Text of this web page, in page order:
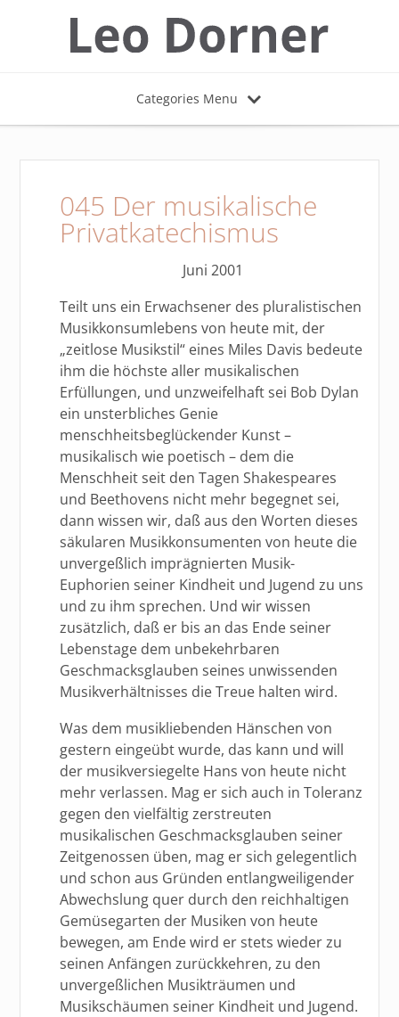
Categories Menu
045 Der musikalische
Privatkatechismus
Juni 2001
Teilt uns ein Erwachsener des pluralistischen
Musikkonsumlebens von heute mit, der
„zeitlose Musikstil“ eines Miles Davis bedeute
ihm die höchste aller musikalischen
Erfüllungen, und unzweifelhaft sei Bob Dylan
ein unsterbliches Genie
menschheitsbeglückender Kunst –
musikalisch wie poetisch – dem die
Menschheit seit den Tagen Shakespeares
und Beethovens nicht mehr begegnet sei,
dann wissen wir, daß aus den Worten dieses
säkularen Musikkonsumenten von heute die
unvergeßlich imprägnierten Musik-
Euphorien seiner Kindheit und Jugend zu uns
und zu ihm sprechen. Und wir wissen
zusätzlich, daß er bis an das Ende seiner
Lebenstage dem unbekehrbaren
Geschmacksglauben seines unwissenden
Musikverhältnisses die Treue halten wird.
Was dem musikliebenden Hänschen von
gestern eingeübt wurde, das kann und will
der musikversiegelte Hans von heute nicht
mehr verlassen. Mag er sich auch in Toleranz
gegen den vielfältig zerstreuten
musikalischen Geschmacksglauben seiner
Zeitgenossen üben, mag er sich gelegentlich
und schon aus Gründen entlangweiligender
Abwechslung quer durch den reichhaltigen
Gemüsegarten der Musiken von heute
bewegen, am Ende wird er stets wieder zu
seinen Anfängen zurückkehren, zu den
unvergeßlichen Musikträumen und
Musikschäumen seiner Kindheit und Jugend.